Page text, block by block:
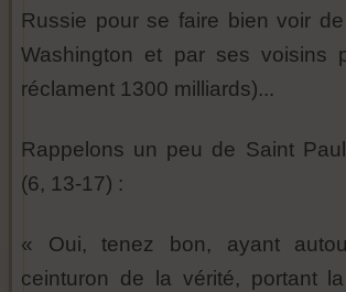
Russie pour se faire bien voir
Washington et par ses voisins
réclament 1300 milliards)...
Rappelons un peu de Saint
(6, 13-17) :
« Oui, tenez bon, ayant
ceinturon de la vérité, portant